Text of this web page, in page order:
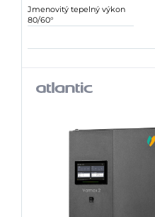
Jmenovitý tepelný výkon
80/60°